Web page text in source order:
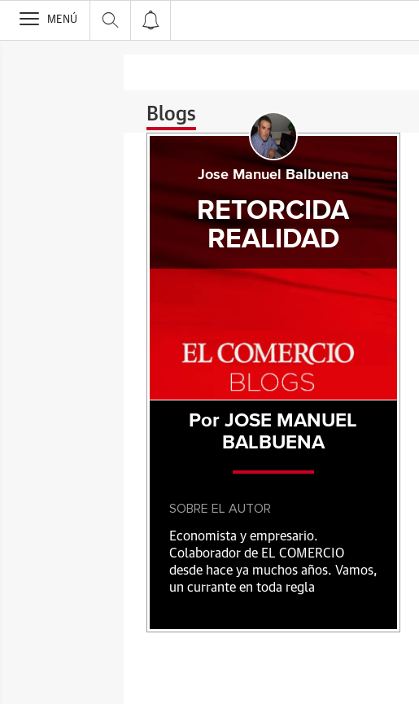
>
MENÚ
Blogs
Jose Manuel Balbuena
RETORCIDA
REALIDAD
Por JOSE MANUEL
BALBUENA
SOBRE EL AUTOR
Economista y empresario.
Colaborador de EL COMERCIO
desde hace ya muchos años. Vamos,
un currante en toda regla